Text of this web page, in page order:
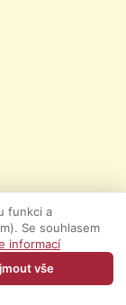
funkci a
Se souhlasem
informací
vše